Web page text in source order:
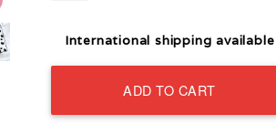
International shipping available
ADD TO CART